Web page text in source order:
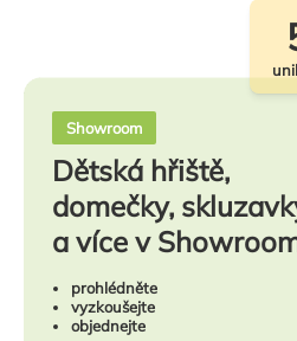
Showroom
Dětská hřiště,
domečky,
a více v
prohlédněte
vyzkoušejte
objednejte